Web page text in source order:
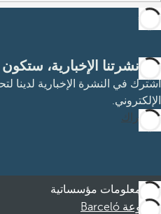
مع نشرتنا الإخبارية،
اشترك في النشرة الإخبارية
الإلكتروني.
الاشتراك
معلومات مؤسساتية
مجموعة Barceló